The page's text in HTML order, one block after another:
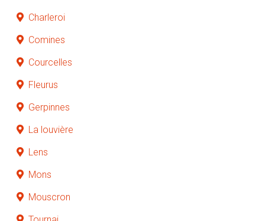
Charleroi
Comines
Courcelles
Fleurus
Gerpinnes
La louvière
Lens
Mons
Mouscron